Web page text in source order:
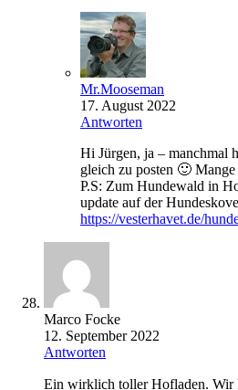
Mr.Mooseman
17. August 2022
Antworten
Hi Jürgen, ja – manchmal
gleich zu posten 🙂 Mange
P.S: Zum Hundewald in
update auf der
https://vesterhavet.de/
Marco Focke
12. September 2022
Antworten
Ein wirklich toller Hofladen. Wir